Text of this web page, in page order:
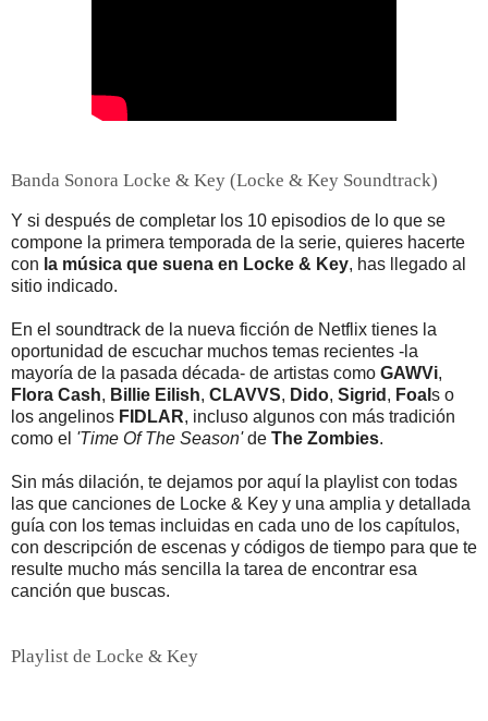
Banda Sonora Locke & Key (Locke & Key Soundtrack)
Y si después de completar los 10 episodios de lo que se
compone la primera temporada de la serie, quieres hacerte
con la música que suena en Locke & Key, has llegado al
sitio indicado.
En el soundtrack de la nueva ficción de Netflix tienes la
oportunidad de escuchar muchos temas recientes -la
mayoría de la pasada década- de artistas como GAWVi,
Flora Cash, Billie Eilish, CLAVVS, Dido, Sigrid , Foal s o
los angelinos FIDLAR, incluso algunos con más tradición
como el 'Time Of The Season'de The Zombies.
Sin más dilación, te dejamos por aquí la playlist con todas
las que canciones de Locke & Key y una amplia y detallada
guía con los temas incluidas en cada uno de los capítulos,
con descripción de escenas y códigos de tiempo para que te
resulte mucho más sencilla la tarea de encontrar esa
canción que buscas.
Playlist de Locke & Key